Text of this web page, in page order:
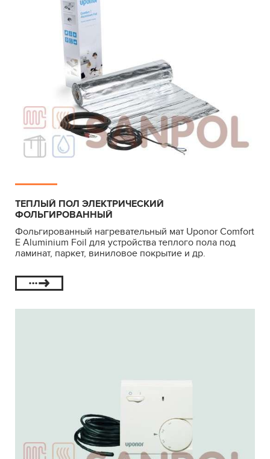
ТЕПЛЫЙ ПОЛ ЭЛЕКТРИЧЕСКИЙ
ФОЛЬГИРОВАННЫЙ
Фольгированный нагревательный мат Uponor Comfort
E Aluminium Foil для устройства теплого пола под
ламинат, паркет, виниловое покрытие и др.